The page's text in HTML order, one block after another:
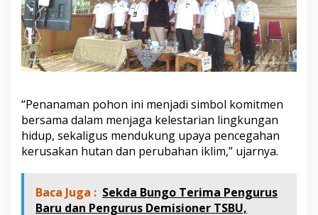
“Penanaman pohon ini menjadi simbol komitmen
bersama dalam menjaga kelestarian lingkungan
hidup, sekaligus mendukung upaya pencegahan
kerusakan hutan dan perubahan iklim,” ujarnya.
Baca Juga : Sekda Bungo Terima Pengurus
Baru dan Pengurus Demisioner TSBU,